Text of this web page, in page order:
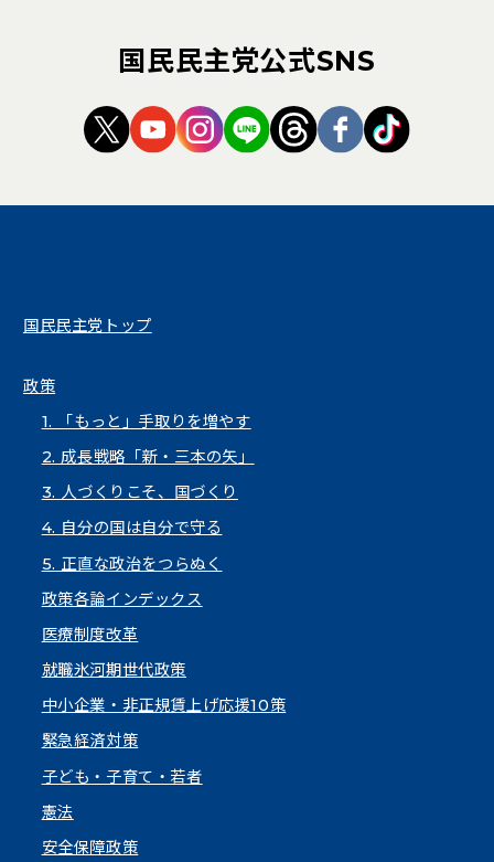
国民民主党公式SNS
（新しいタブで開く）
（新しいタブで開く）
（新しいタブで開く）
（新しいタブで開く）
（新しいタブで開
（新しいタブ
（新しい
国民民主党トップ
政策
1. 「もっと」手取りを増やす
2. 成長戦略「新・三本の矢」
3. 人づくりこそ、国づくり
4. 自分の国は自分で守る
5. 正直な政治をつらぬく
政策各論インデックス
医療制度改革
就職氷河期世代政策
中小企業・非正規賃上げ応援10策
緊急経済対策
子ども・子育て・若者
憲法
安全保障政策